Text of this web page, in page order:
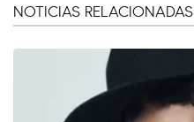
NOTICIAS RELACIONADAS